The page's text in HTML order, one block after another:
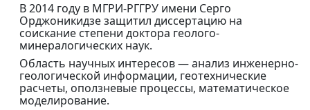
В 2014 году в МГРИ-РГГРУ имени Серго
Орджоникидзе защитил диссертацию на
соискание степени доктора геолого-
минералогических наук.
Область научных интересов — анализ инженерно-
геологической информации, геотехнические
расчеты, оползневые процессы, математическое
моделирование.